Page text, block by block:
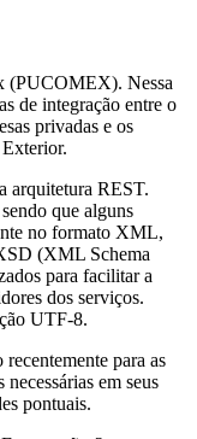
(PUCOMEX). Nessa
de integração entre o
privadas e os
arquitetura REST.
que alguns
no formato XML,
(XML Schema
para facilitar a
dos serviços.
UTF-8.
para as
necessárias em seus
pontuais.